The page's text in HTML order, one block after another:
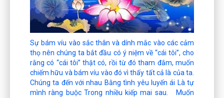
Sự bám víu vào sắc thân và dính mắc vào các cảm
thọ nên chúng ta bắt đầu có ý niệm về “cái tôi”, cho
rằng có “cái tôi” thật có, rồi từ đó tham đắm, muốn
chiếm hữu và bám víu vào đó vì thấy tất cả là của ta.
Chúng ta đến với nhau Bằng tình yêu luyến ái Là tự
mình ràng buộc Trong nhiều kiếp mai sau. Muốn